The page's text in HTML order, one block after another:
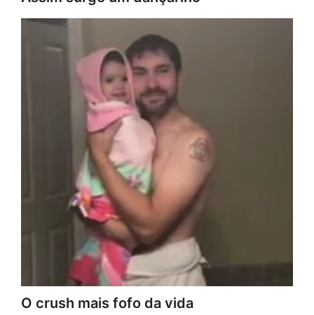
O crush mais fofo da vida